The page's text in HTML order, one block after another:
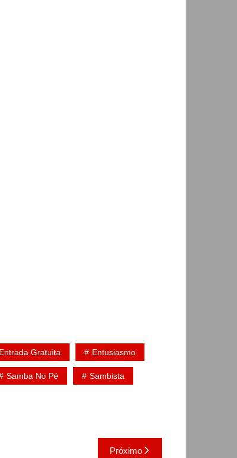
Entrada Gratuita Entusiasmo
Samba No Pé Sambista
Próximo